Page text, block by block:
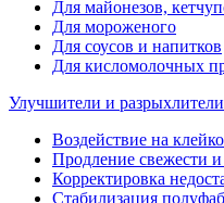
Для майонезов,
Для мороженого
Для соусов и напитков
Для кисломолочных
Улучшители и
Воздействие на
Продление свежести и
Корректировка
Стабилизация